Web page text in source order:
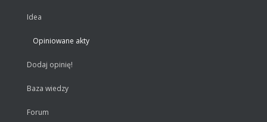
Idea
Opiniowane akty
Dodaj opinię!
Baza wiedzy
Forum